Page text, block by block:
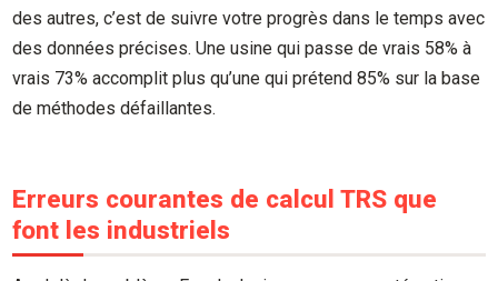
des autres, c’est de suivre votre progrès dans le temps avec
des données précises. Une usine qui passe de vrais 58% à
vrais 73% accomplit plus qu’une qui prétend 85% sur la base
de méthodes défaillantes.
Erreurs courantes de calcul TRS que
font les industriels